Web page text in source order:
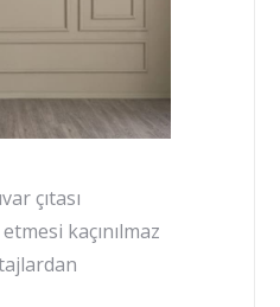
çıtası
kaçınılmaz